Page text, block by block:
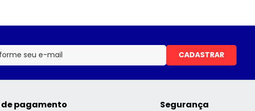
CADASTRAR
de pagamento Segurança